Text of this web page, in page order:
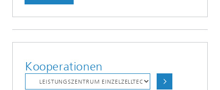
Kooperationen